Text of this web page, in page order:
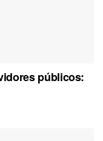
públicos: